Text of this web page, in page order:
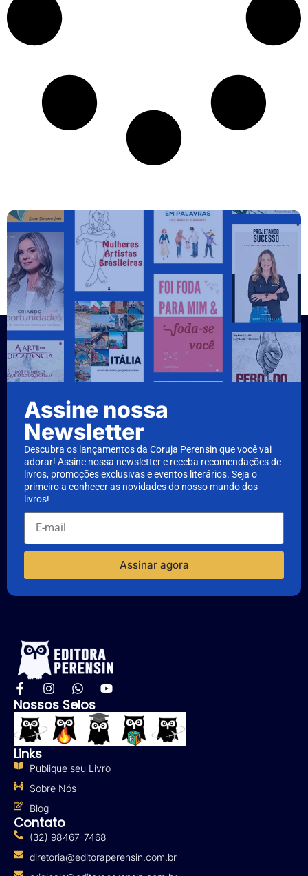
Assine nossa
Newsletter
Descubra os lançamentos da Coruja Perensin que você vai
adorar! Assine nossa newsletter e receba recomendações de
livros, promoções exclusivas e eventos literários. Seja o
primeiro a conhecer as novidades do nosso mundo dos
livros!
Assinar agora
Nossos Selos
Links
Publique seu Livro
Sobre Nós
Blog
Contato
(32) 98467-7468
diretoria@editoraperensin.com.br